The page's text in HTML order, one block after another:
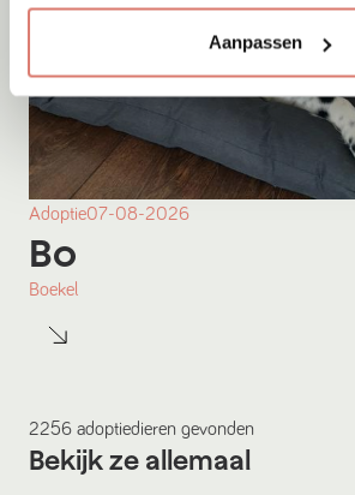
Aanpassen
Adoptie07-08-2026
Bo
Boekel
2256 adoptiedieren gevonden
Bekijk ze allemaal